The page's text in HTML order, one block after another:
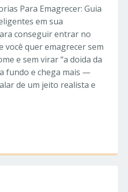
Para Emagrecer: Guia
em sua
conseguir entrar no
você quer emagrecer sem
e sem virar “a doida da
fundo e chega mais —
de um jeito realista e